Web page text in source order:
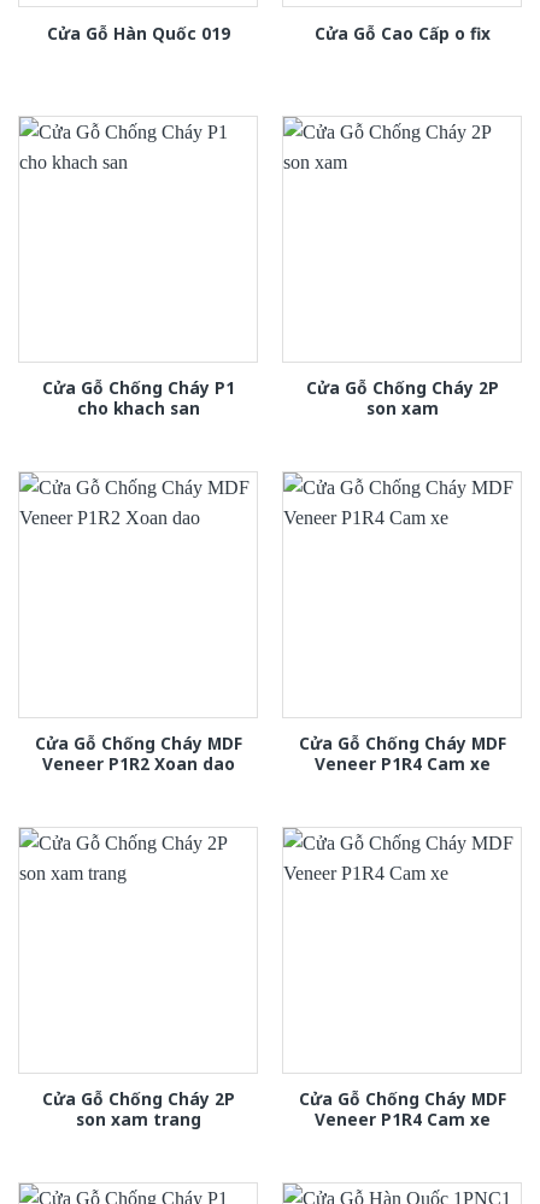
Cửa Gỗ Hàn Quốc 019 Cửa Gỗ Cao Cấp o fix
Cửa Gỗ Chống Cháy P1
cho khach san
Cửa Gỗ Chống Cháy 2P
son xam
Cửa Gỗ Chống Cháy MDF
Veneer P1R2 Xoan dao
Cửa Gỗ Chống Cháy MDF
Veneer P1R4 Cam xe
Cửa Gỗ Chống Cháy 2P
son xam trang
Cửa Gỗ Chống Cháy MDF
Veneer P1R4 Cam xe